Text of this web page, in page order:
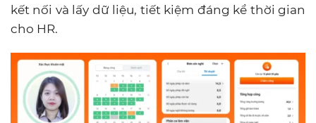
kết nối và lấy dữ liệu, tiết kiệm đáng kể thời gian
cho HR.